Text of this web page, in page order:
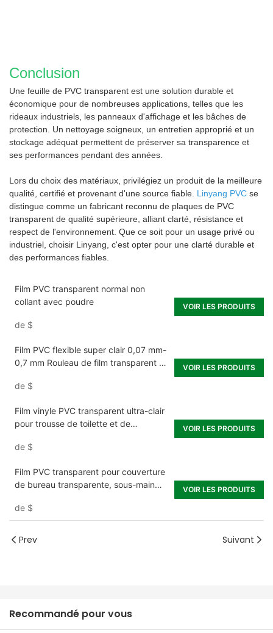
Conclusion
Une feuille de PVC transparent est une solution durable et
économique pour de nombreuses applications, telles que les
rideaux industriels, les panneaux d'affichage et les bâches de
protection. Un nettoyage soigneux, un entretien approprié et un
stockage adéquat permettent de préserver sa transparence et
ses performances pendant des années.
Lors du choix des matériaux, privilégiez un produit de la meilleure
qualité, certifié et provenant d'une source fiable. Linyang PVC se
distingue comme un fabricant reconnu de plaques de PVC
transparent de qualité supérieure, alliant clarté, résistance et
respect de l'environnement. Que ce soit pour un usage privé ou
industriel, choisir Linyang, c'est opter pour une clarté durable et
des performances fiables.
Film PVC transparent normal non
collant avec poudre
de $
VOIR LES PRODUITS
Film PVC flexible super clair 0,07 mm-
0,7 mm Rouleau de film transparent en
de $
VOIR LES PRODUITS
Film vinyle PVC transparent ultra-clair
pour trousse de toilette et de
de $
VOIR LES PRODUITS
Film PVC transparent pour couverture
de bureau transparente, sous-main
table en plastique PVC pour bureau,
commode, table de nuit, ordinateur &
table de bureau
de $
VOIR LES PRODUITS
Prev Suivant
Recommandé pour vous